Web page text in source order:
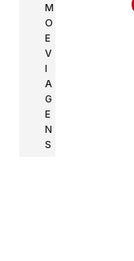
M
O
E
V
I
A
G
E
N
S